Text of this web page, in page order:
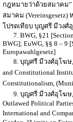
กฎหมายว่าด้วยสมาคม
สมาคม
โปรดเทียบ บุญศรี มีวงศ์
7. BWG, §21 [Section
BWG]; EuWG, §§ 8 – 9
Europawahlgesetz]
8. บุญศรี มีวงศ์อุโฆษ, เ
and Constitutional
Constitutionalism,
9. บุญศรี มีวงศ์อุโฆษ, เ
Outlawed Political
International and